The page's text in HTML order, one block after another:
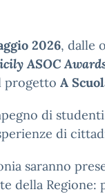
2026, dalle
ASOC
progetto A
di
di
saranno
della Regione: